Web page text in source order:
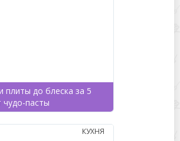
плиты до блеска за 5
чудо-пасты
КУХНЯ